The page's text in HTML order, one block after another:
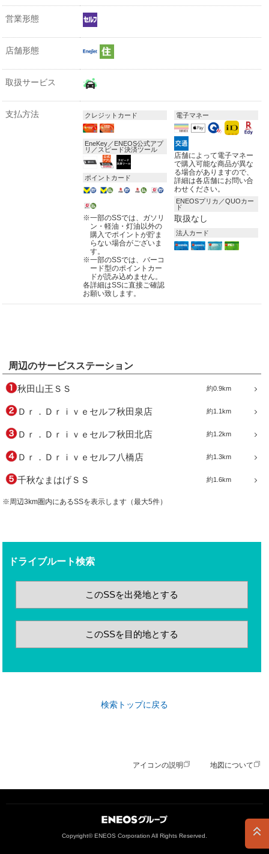
営業形態
店舗形態
取扱サービス
支払方法 クレジットカード
EneKey／ENEOS公式アプ
リ／スピード決済ツール
ポイントカード
※一部のSSでは、ガソリ
ン・軽油・灯油以外の
購入でポイントが貯ま
らない場合がございま
す。
※一部のSSでは、バーコ
ード型のポイントカー
ドが読み込めません。
各詳細はSSに直接ご確認
お願い致します。
電子マネー
店舗によって電子マネー
で購入可能な商品が異な
る場合がありますので、
詳細は各店舗にお問い合
わせください。
ENEOSプリカ／QUOカー
ド
取扱なし
法人カード
周辺のサービスステーション
約0.9km
秋田山王ＳＳ
約1.1km
Ｄｒ．Ｄｒｉｖｅセルフ秋田泉店
約1.2km
Ｄｒ．Ｄｒｉｖｅセルフ秋田北店
約1.3km
Ｄｒ．Ｄｒｉｖｅセルフ八橋店
約1.6km
千秋なまはげＳＳ
※周辺3km圏内にあるSSを表示します（最大5件）
ドライブルート検索
このSSを出発地とする
このSSを目的地とする
検索トップに戻る
アイコンの説明 地図について
Copyright© ENEOS Corporation All Rights Reserved.